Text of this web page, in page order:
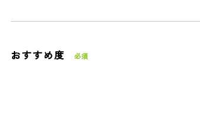
おすすめ度